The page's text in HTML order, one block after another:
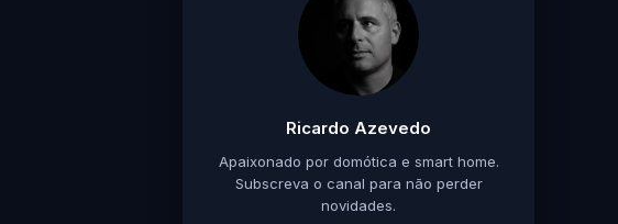
Ricardo Azevedo
Apaixonado por domótica e smart home.
Subscreva o canal para não perder
novidades.